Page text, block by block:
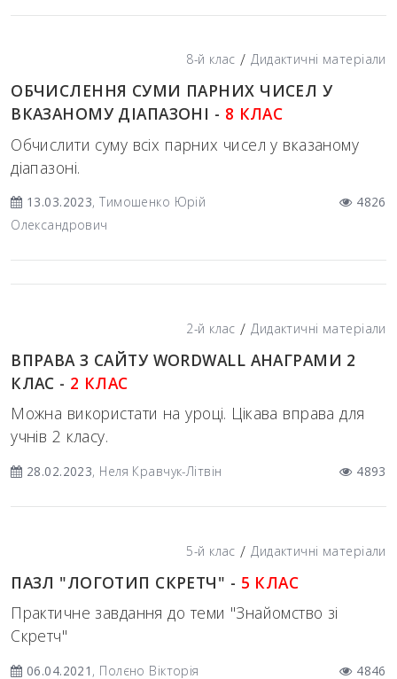
8-й клас / Дидактичні матеріали
ОБЧИСЛЕННЯ СУМИ ПАРНИХ ЧИСЕЛ У
ВКАЗАНОМУ ДІАПАЗОНІ - 8 КЛАС
Обчислити суму всіх парних чисел у вказаному
діапазоні.
13.03.2023, Тимошенко Юрій
Олександрович
4826
2-й клас / Дидактичні матеріали
ВПРАВА З САЙТУ WORDWALL АНАГРАМИ 2
КЛАС - 2 КЛАС
Можна використати на уроці. Цікава вправа для
учнів 2 класу.
28.02.2023, Неля Кравчук-Літвін 4893
5-й клас / Дидактичні матеріали
ПАЗЛ "ЛОГОТИП СКРЕТЧ" - 5 КЛАС
Практичне завдання до теми "Знайомство зі
Скретч"
06.04.2021 , Полєно Вікторія
4846